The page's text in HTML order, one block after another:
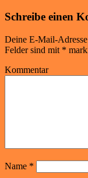
Schreibe einen
Deine E-Mail-
Felder sind mit *
Kommentar
Name *